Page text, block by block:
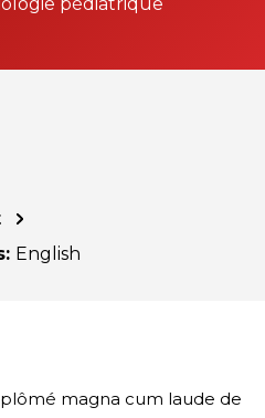
: English
magna cum laude de